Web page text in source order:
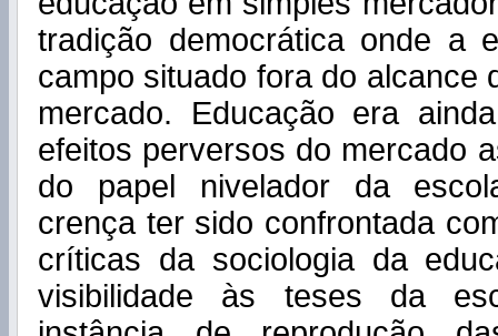
tradição democrática onde a
campo situado fora do alcance
mercado. Educação era
efeitos perversos do mercado
do papel nivelador da
crença ter sido confrontada
críticas da sociologia da
visibilidade às teses da